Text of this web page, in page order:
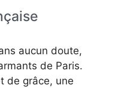
aucun doute,
de Paris.
de grâce, une